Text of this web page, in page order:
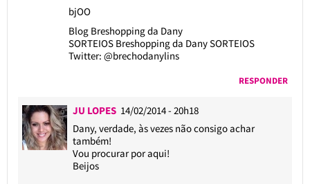
bjOO
Blog Breshopping da Dany
SORTEIOS Breshopping da Dany SORTEIOS
Twitter: @brechodanylins
RESPONDER
JU LOPES 14/02/2014 - 20h18
Dany, verdade, às vezes não consigo achar
também!
Vou procurar por aqui!
Beijos